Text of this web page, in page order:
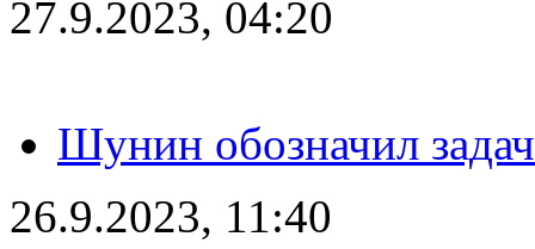
27.9.2023, 04:20
Шунин обозначил
26.9.2023, 11:40